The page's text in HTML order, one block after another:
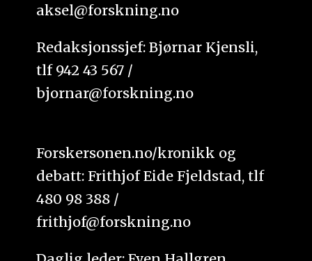
aksel@forskning.no
Redaksjonssjef: Bjørnar Kjensli,
tlf 942 43 567 /
bjornar@forskning.no
Forskersonen.no/kronikk og
debatt: Frithjof Eide Fjeldstad, tlf
480 98 388 /
frithjof@forskning.no